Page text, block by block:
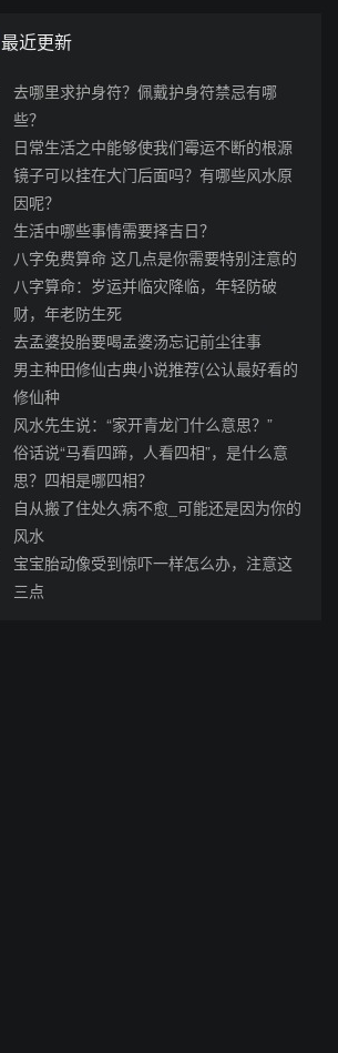
最近更新
去哪里求护身符？佩戴护身符禁忌有哪
些？
日常生活之中能够使我们霉运不断的根源
镜子可以挂在大门后面吗？有哪些风水原
因呢？
生活中哪些事情需要择吉日？
八字免费算命 这几点是你需要特别注意的
八字算命：岁运并临灾降临，年轻防破
财，年老防生死
去孟婆投胎要喝孟婆汤忘记前尘往事
男主种田修仙古典小说推荐(公认最好看的
修仙种
风水先生说：“家开青龙门什么意思？”
俗话说“马看四蹄，人看四相”，是什么意
思？四相是哪四相？
自从搬了住处久病不愈_可能还是因为你的
风水
宝宝胎动像受到惊吓一样怎么办，注意这
三点